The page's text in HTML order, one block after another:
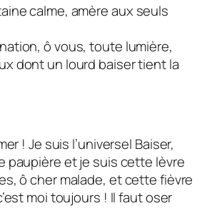
calme, amère aux seuls
ô vous, toute lumière,
dont un lourd baiser tient la
! Je suis l’universel Baiser,
paupière et je suis cette lèvre
ô cher malade, et cette fièvre
moi toujours ! Il faut oser